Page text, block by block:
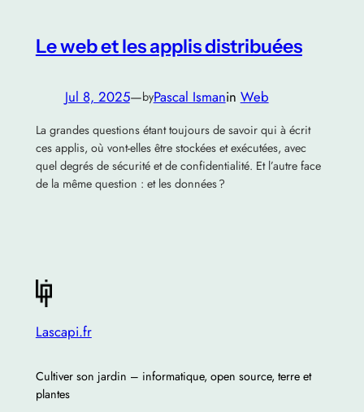
Le web et les applis distribuées
Jul 8, 2025—byPascal Ismanin Web
La grandes questions étant toujours de savoir qui à écrit
ces applis, où vont-elles être stockées et exécutées, avec
quel degrés de sécurité et de confidentialité. Et l’autre face
de la même question : et les données ?
Lascapi.fr
Cultiver son jardin – informatique, open source, terre et
plantes